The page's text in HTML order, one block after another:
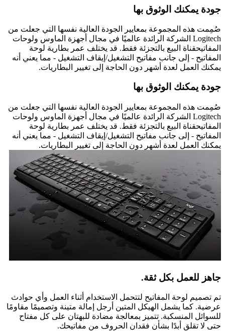
جودة يمكنك الوثوق بها
صُمِمت هذه المجموعة بمعايير الجودة العالية نفسها التي جعلت من
Logitech الشركة الرائدة عالميًا في مجال أجهزة الماوس ولوحات
المفاتيحقناة البيع بالتجزئة فقط. قد يختلف عمر بطارية لوحة
المفاتيح - إلى جانب مفاتيح التشغيل/إيقاف التشغيل - مما يعني أنه
يمكنك العمل لعدة أشهر دون الحاجة إلى تغيير البطاريات.
جودة يمكنك الوثوق بها
صُمِمت هذه المجموعة بمعايير الجودة العالية نفسها التي جعلت من
Logitech الشركة الرائدة عالميًا في مجال أجهزة الماوس ولوحات
المفاتيحقناة البيع بالتجزئة فقط. قد يختلف عمر بطارية لوحة
المفاتيح - إلى جانب مفاتيح التشغيل/إيقاف التشغيل - مما يعني أنه
يمكنك العمل لعدة أشهر دون الحاجة إلى تغيير البطاريات.
جاهز للعمل بكل ثقة.
تم تصميم لوحة المفاتيح لتتحمل الاستخدام أثناء العمل وأي حوادث
عرضية. كما يشمل الهيكل المتين أرجل إمالة متينة وتصميمًا مقاومًا
للسوائل المنسكبة. تتميز بمعالجة مضادة للبهتان على كل مفتاح
حتى لا تقلق أبدًا بشأن فقدان الحروف من مفاتيحك.